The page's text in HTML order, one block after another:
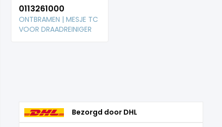
0113261000
ONTBRAMEN | MESJE TC
VOOR DRAADREINIGER
Bezorgd door DHL